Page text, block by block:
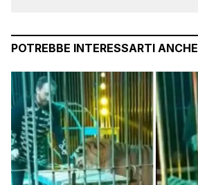
POTREBBE INTERESSARTI ANCHE